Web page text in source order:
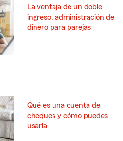
La ventaja de un doble
ingreso: administración de
dinero para parejas
Qué es una cuenta de
cheques y cómo puedes
usarla